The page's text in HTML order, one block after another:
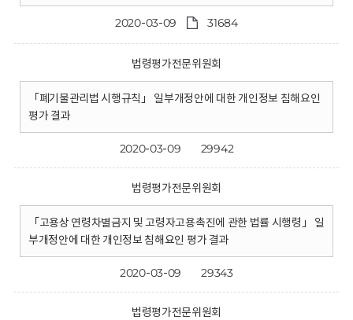
2020-03-09 31684
법령평가전문위원회
「폐기물관리법 시행규칙」 일부개정안에 대한 개인정보 침해요인
평가 결과
2020-03-09 29942
법령평가전문위원회
「고용상 연령차별금지 및 고령자고용촉진에 관한 법률 시행령」 일
부개정안에 대한 개인정보 침해요인 평가 결과
2020-03-09 29343
법령평가전문위원회